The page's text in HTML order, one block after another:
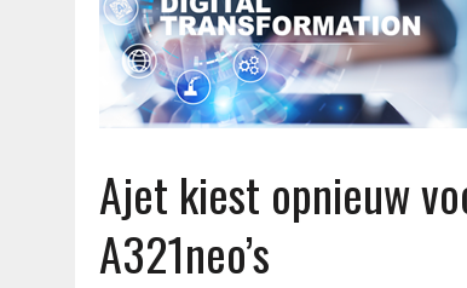
Ajet kiest opnieuw
A321neo’s